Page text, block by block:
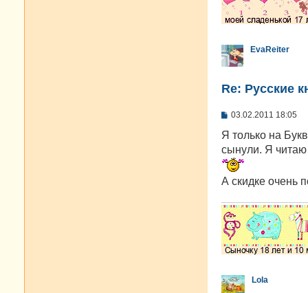
EvaReiter
Re: Русские
С
о
щ
е
н
и
03.02.2011 18:05
Я только на
сынули. Я читаю
А скидке очень
Lola